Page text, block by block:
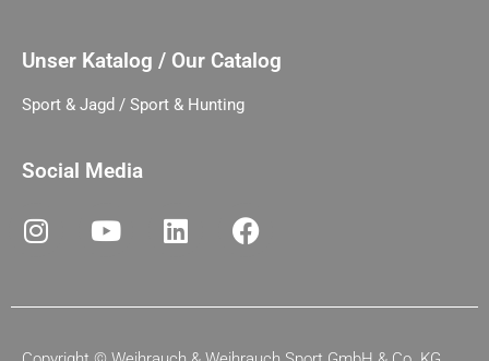
Unser Katalog / Our Catalog
Sport & Jagd / Sport & Hunting
Social Media